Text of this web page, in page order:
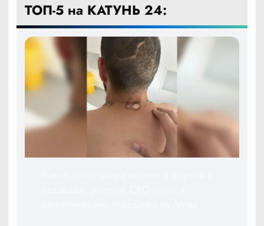
ТОП-5 на КАТУНЬ 24: